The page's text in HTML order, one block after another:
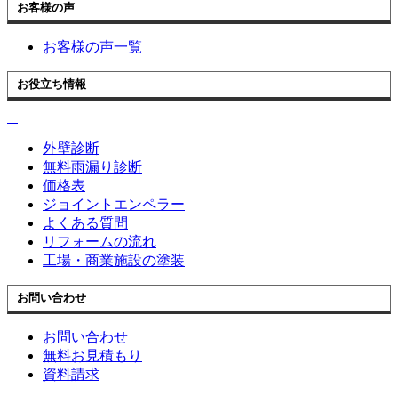
お客様の声
お客様の声一覧
お役立ち情報
外壁診断
無料雨漏り診断
価格表
ジョイントエンペラー
よくある質問
リフォームの流れ
工場・商業施設の塗装
お問い合わせ
お問い合わせ
無料お見積もり
資料請求